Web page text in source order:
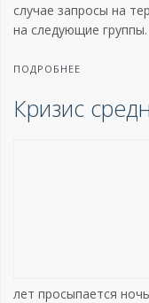
случае запросы на
на следующие группы.
ПОДРОБНЕЕ
Кризис
лет просыпается